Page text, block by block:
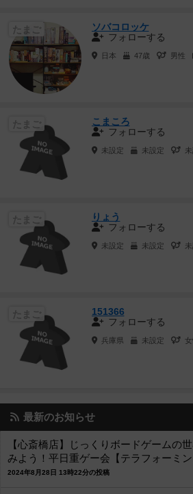
たまご
ソバコロッケ
フォローする
日本 47歳 男性
こまころ
フォローする
未設定 未設定
りょう
フォローする
未設定 未設定
151366
フォローする
兵庫県 未設定 女
最新のお知らせ
【心斎橋店】じっくりボードゲームの
みよう！平日重ゲー会【テラフォーミン
2024年8月28日 13時22分の投稿